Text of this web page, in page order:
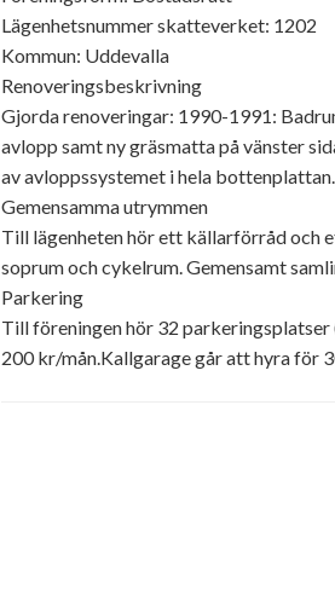
Lägenhetsnummer skatteverket: 1202
Kommun: Uddevalla
Renoveringsbeskrivning
Gjorda renoveringar: 1990-1991:
avlopp samt ny gräsmatta på vänster
av avloppssystemet i hela bottenplattan.
Gemensamma utrymmen
Till lägenheten hör ett källarförråd och
soprum och cykelrum. Gemensamt
Parkering
Till föreningen hör 32
200 kr/mån.Kallgarage går att hyra för